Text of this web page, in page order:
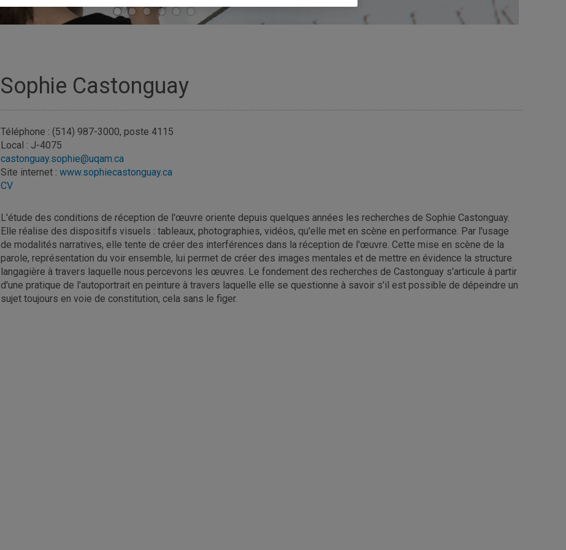
Sophie Castonguay
Téléphone : (514) 987-3000, poste 4115
Local : J-4075
castonguay.sophie@uqam.ca
Site internet : www.sophiecastonguay.ca
CV
L'étude des conditions de réception de l'œuvre oriente depuis quelques années les recherches de Sophie Castonguay.
Elle réalise des dispositifs visuels : tableaux, photographies, vidéos, qu'elle met en scène en performance. Par l'usage
de modalités narratives, elle tente de créer des interférences dans la réception de l'œuvre. Cette mise en scène de la
parole, représentation du voir ensemble, lui permet de créer des images mentales et de mettre en évidence la structure
langagière à travers laquelle nous percevons les œuvres. Le fondement des recherches de Castonguay s'articule à partir
d'une pratique de l'autoportrait en peinture à travers laquelle elle se questionne à savoir s'il est possible de dépeindre un
sujet toujours en voie de constitution, cela sans le figer.